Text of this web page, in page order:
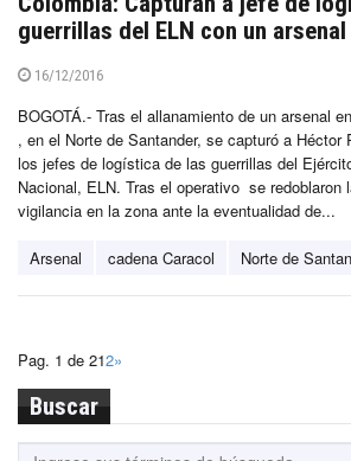
guerrillas del ELN con un arsenal
16/12/2016
BOGOTÁ.- Tras el allanamiento de un arsenal
, en el Norte de Santander, se capturó a Héctor
los jefes de logística de las guerrillas del
Nacional, ELN. Tras el operativo se redoblaron
vigilancia en la zona ante la eventualidad de...
Arsenal cadena Caracol Norte de
Pag. 1 de 212»
Buscar